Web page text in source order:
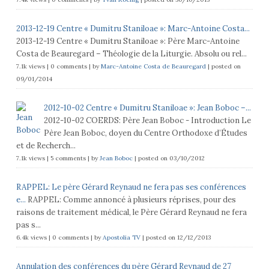
2013-12-19 Centre « Dumitru Staniloae »: Marc-Antoine Costa...
2013-12-19 Centre « Dumitru Staniloae »: Père Marc-Antoine
Costa de Beauregard – Théologie de la Liturgie. Absolu ou rel...
7.1k views| 0 comments| byMarc-Antoine Costa de Beauregard| posted on
09/01/2014
2012-10-02 Centre « Dumitru Staniloae »: Jean Boboc –...
2012-10-02 COERDS: Père Jean Boboc - Introduction Le
Père Jean Boboc, doyen du Centre Orthodoxe d’Études
et de Recherch...
7.1k views| 5 comments| byJean Boboc| posted on 03/10/2012
RAPPEL: Le père Gérard Reynaud ne fera pas ses conférences
e... RAPPEL: Comme annoncé à plusieurs réprises, pour des
raisons de traitement médical, le Père Gérard Reynaud ne fera
pas s...
6.4k views| 0 comments| byApostolia TV| posted on 12/12/2013
Annulation des conférences du père Gérard Reynaud de 27